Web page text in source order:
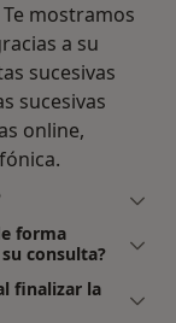
mostramos
a su
sucesivas
sucesivas
online,
forma
consulta?
finalizar la